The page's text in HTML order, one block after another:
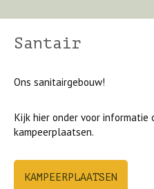
Santair
Ons sanitairgebouw!
Kijk hier onder voor informatie
kampeerplaatsen.
KAMPEERPLAATSEN